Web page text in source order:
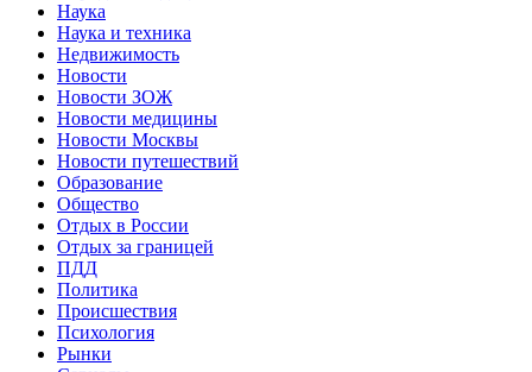
Наука
Наука и техника
Недвижимость
Новости
Новости ЗОЖ
Новости медицины
Новости Москвы
Новости путешествий
Образование
Общество
Отдых в России
Отдых за границей
ПДД
Политика
Происшествия
Психология
Рынки